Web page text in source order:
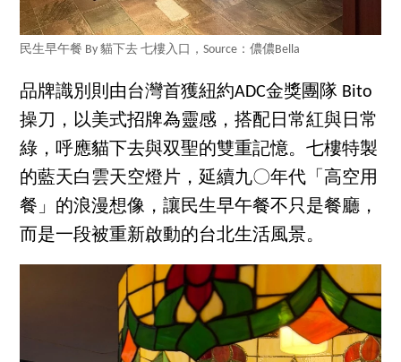
民生早午餐 By 貓下去 七樓入口，Source：儂儂Bella
品牌識別則由台灣首獲紐約ADC金獎團隊 Bito
操刀，以美式招牌為靈感，搭配日常紅與日常
綠，呼應貓下去與双聖的雙重記憶。七樓特製
的藍天白雲天空燈片，延續九〇年代「高空用
餐」的浪漫想像，讓民生早午餐不只是餐廳，
而是一段被重新啟動的台北生活風景。